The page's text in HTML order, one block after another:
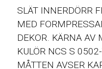
SLÄT INNERDÖRR
MED
DEKOR. KÄRNA AV
KULÖR NCS S
MÅTTEN AVSER